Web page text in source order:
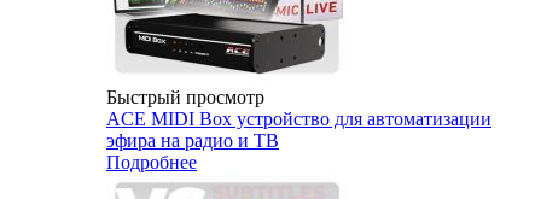
Быстрый просмотр
ACE MIDI Box устройство для автоматизации
эфира на радио и ТВ
Подробнее